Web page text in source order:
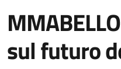
sul futuro